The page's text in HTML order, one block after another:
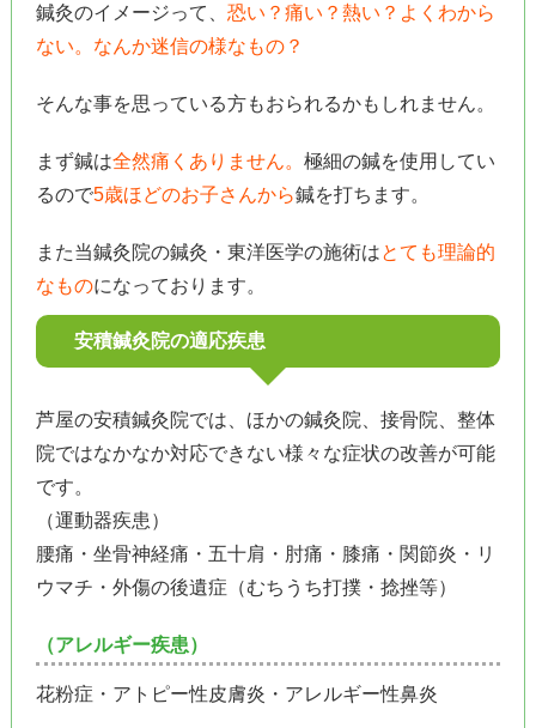
鍼灸のイメージって、 恐い？痛い？熱い？よくわから
ない。なんか迷信の様なもの？
そんな事を思っている方もおられるかもしれません。
まず鍼は全然痛くありません。 極細の鍼を使用してい
るので5歳ほどのお子さんから鍼を打ちます。
また当鍼灸院の鍼灸・東洋医学の施術はとても理論的
なものになっております。
安積鍼灸院の適応疾患
芦屋の安積鍼灸院では、ほかの鍼灸院、接骨院、整体
院ではなかなか対応できない様々な症状の改善が可能
です。
（運動器疾患）
腰痛・坐骨神経痛・五十肩・肘痛・膝痛・関節炎・リ
ウマチ・外傷の後遺症（むちうち打撲・捻挫等）
（アレルギー疾患）
花粉症・アトピー性皮膚炎・アレルギー性鼻炎